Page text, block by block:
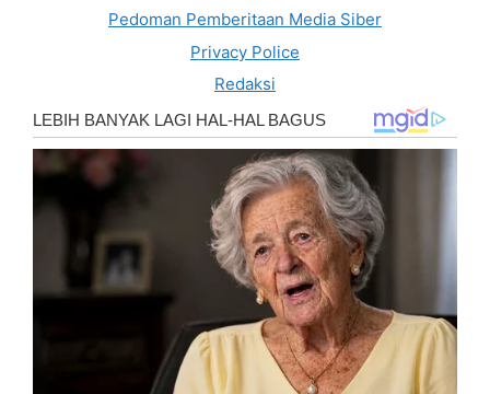
Pedoman Pemberitaan Media Siber
Privacy Police
Redaksi